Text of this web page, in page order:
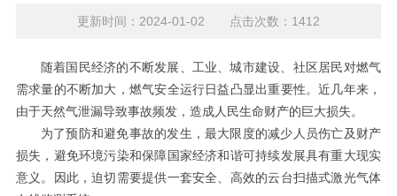
更新时间：2024-01-02 点击次数：1412
随着国民经济的不断发展、工业、城市建设、社区居民对燃气
需求量的不断加大，燃气安全运行日益凸显出重要性。近几年来，
由于天然气泄漏导致事故频发，造成人民生命财产的巨大损失。
为了预防和避免事故的发生，最大限度的减少人员伤亡及财产
损失，避免环境污染和保障国家经济和谐可持续发展具有重大现实
意义。因此，迫切需要提供一套安全、高效的云台扫描式激光气体